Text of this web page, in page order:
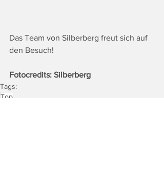
Das Team von Silberberg freut sich auf
den Besuch!
Fotocredits: Silberberg
Tags:
Top